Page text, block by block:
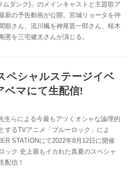
ムダンク)」のメインキャストと主題歌ア
新の予告動画が公開。宮城リョータを仲
順さん、流川楓を神尾晋一郎さん、桜木
憲を三宅健太さんが演じる。
ペシャルステージイベ
ベマにて生配信!
生らによる今最もアツくオシャな論理的
するTVアニメ「ブルーロック」によ
STATIONにて2022年8月12日に開催
ック 史上最もイカれた真夏のスペシャ
配信！